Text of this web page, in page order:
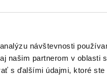
návštevnosti
našim partnerom v oblasti
s ďalšími údajmi, ktoré